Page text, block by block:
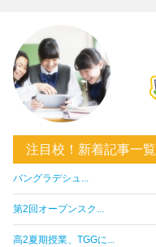
注目校！新着記事一覧
バングラデシュ...
第2回オープンスク...
高2夏期授業、TGGに...